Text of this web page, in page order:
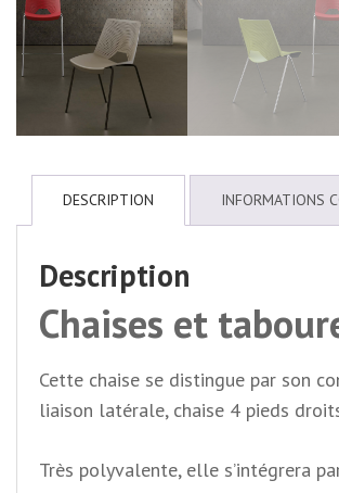
DESCRIPTION INFORMATIONS
Description
Chaises et
Cette chaise se distingue par son
liaison latérale, chaise 4 pieds
Très polyvalente, elle s’intégrera